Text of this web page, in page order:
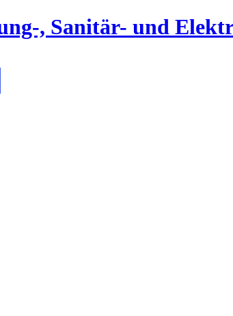
, Sanitär- und